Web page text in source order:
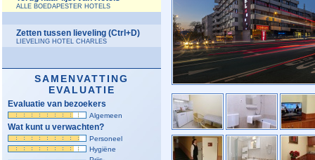
ALLE BOEDAPESTER HOTELS
Zetten tussen lieveling (Ctrl+D)
LIEVELING HOTEL CHARLES
SAMENVATTING
EVALUATIE
Evaluatie van bezoekers
Algemeen
Wat kunt u verwachten?
Personeel
Hygiëne